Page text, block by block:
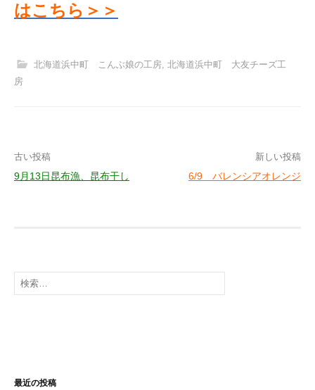
はこちら＞＞
北海道浜中町 こんぶ娘の工房, 北海道浜中町 大友チーズ工
房
投
稿
ー
古い投稿
9月13日昆布漁、昆布干し
新しい投稿
6/9 バレンシアオレンジ
検
索:
最近の投稿